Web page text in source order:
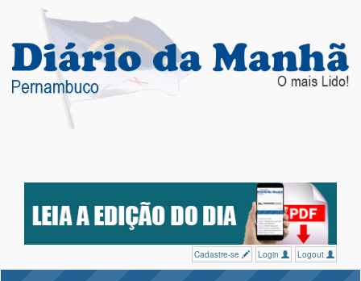
Cadastre-se Login Logout